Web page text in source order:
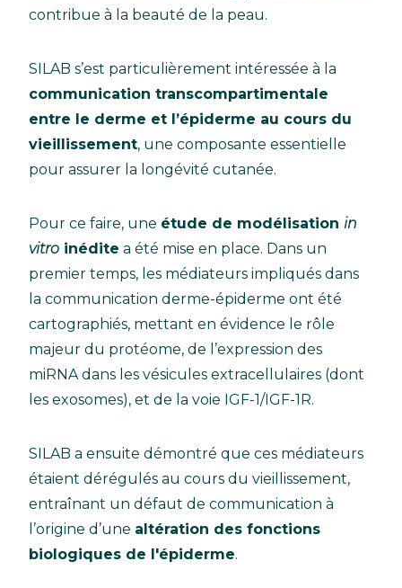
contribue à la beauté de la peau.
SILAB s’est particulièrement intéressée à la
communication transcompartimentale
entre le derme et l’épiderme au cours du
vieillissement, une composante essentielle
pour assurer la longévité cutanée.
Pour ce faire, une étude de modélisation in
vitro inédite a été mise en place. Dans un
premier temps, les médiateurs impliqués dans
la communication derme-épiderme ont été
cartographiés, mettant en évidence le rôle
majeur du protéome, de l’expression des
miRNA dans les vésicules extracellulaires (dont
les exosomes), et de la voie IGF-1/IGF-1R.
SILAB a ensuite démontré que ces médiateurs
étaient dérégulés au cours du vieillissement,
entraînant un défaut de communication à
l’origine d’une altération des fonctions
biologiques de l'épiderme.